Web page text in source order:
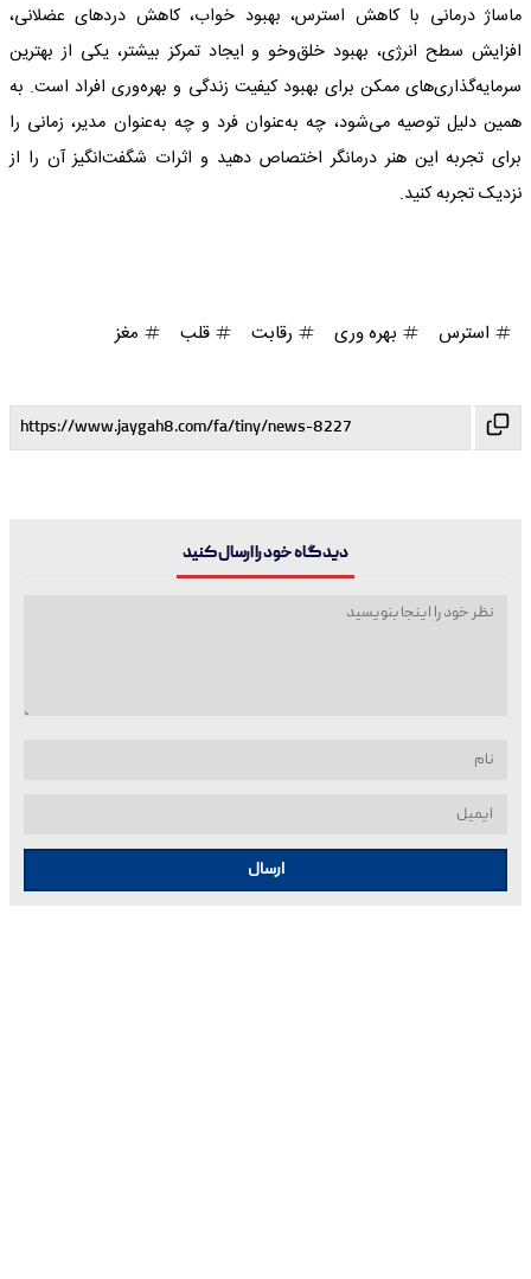
ماساژ درمانی با کاهش استرس، بهبود خواب، کاهش دردهای عضلانی،
افزایش سطح انرژی، بهبود خلق‌وخو و ایجاد تمرکز بیشتر، یکی از بهترین
سرمایه‌گذاری‌های ممکن برای بهبود کیفیت زندگی و بهره‌وری افراد است. به
همین دلیل توصیه می‌شود، چه به‌عنوان فرد و چه به‌عنوان مدیر، زمانی را
برای تجربه این هنر درمانگر اختصاص دهید و اثرات شگفت‌انگیز آن را از
نزدیک تجربه کنید.
استرس بهره وری رقابت قلب مغز
دیدگاه خود را ارسال کنید
ارسال